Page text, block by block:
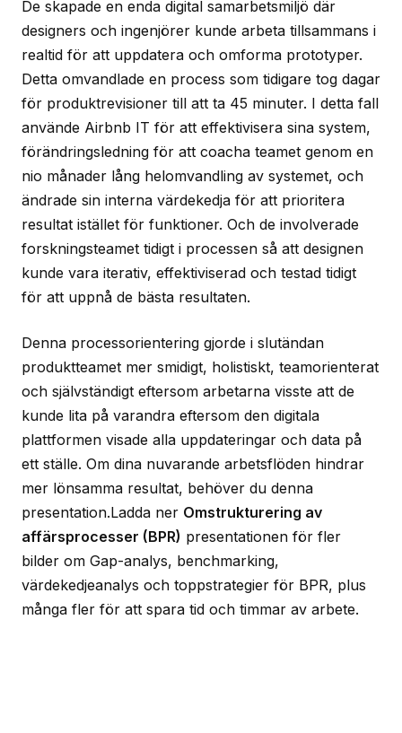
De skapade en enda digital samarbetsmiljö där
designers och ingenjörer kunde arbeta tillsammans i
realtid för att uppdatera och omforma prototyper.
Detta omvandlade en process som tidigare tog dagar
för produktrevisioner till att ta 45 minuter. I detta fall
använde Airbnb IT för att effektivisera sina system,
förändringsledning för att coacha teamet genom en
nio månader lång helomvandling av systemet, och
ändrade sin interna värdekedja för att prioritera
resultat istället för funktioner. Och de involverade
forskningsteamet tidigt i processen så att designen
kunde vara iterativ, effektiviserad och testad tidigt
för att uppnå de bästa resultaten.
Denna processorientering gjorde i slutändan
produktteamet mer smidigt, holistiskt, teamorienterat
och självständigt eftersom arbetarna visste att de
kunde lita på varandra eftersom den digitala
plattformen visade alla uppdateringar och data på
ett ställe. Om dina nuvarande arbetsflöden hindrar
mer lönsamma resultat, behöver du denna
presentation.Ladda ner Omstrukturering av
affärsprocesser (BPR) presentationen för fler
bilder om Gap-analys, benchmarking,
värdekedjeanalys och toppstrategier för BPR, plus
många fler för att spara tid och timmar av arbete.